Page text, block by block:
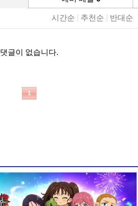
시간순 추천순 반대순
댓글이 없습니다.
1